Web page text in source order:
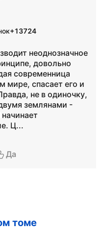
+13724
неоднозначное
довольно
современница
мире, спасает его и
не в одиночку,
землянами -
Ц...
Да
томе